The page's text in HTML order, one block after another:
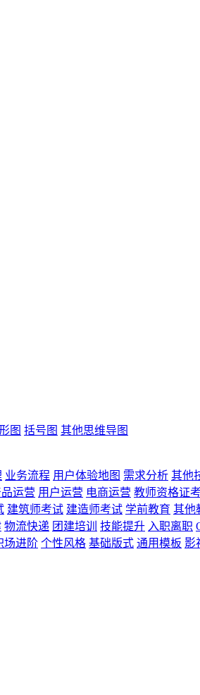
图 括号图 其他思维导图
业务流程 用户体验地图 需求分析 其他
运营 用户运营 电商运营 教师资格证
建筑师考试 建造师考试 学前教育 其他
物流快递 团建培训 技能提升 入职离职
场进阶 个性风格 基础版式 通用模板 影